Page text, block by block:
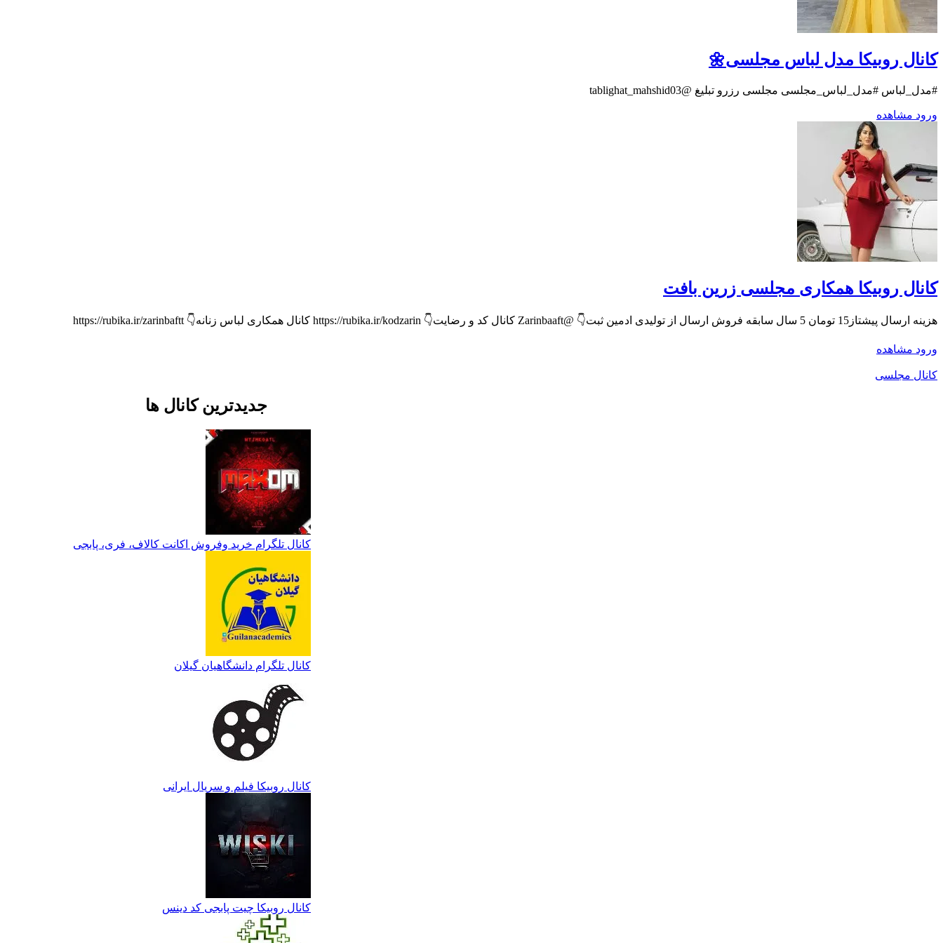
کانال روبیکا مدل لباس مجلسی🌼
#مدل_لباس #مدل_لباس_مجلسی مجلسی رزرو تبلیغ @tablighat_mahshid03
ورود مشاهده
کانال روبیکا همکاری مجلسی زرین بافت
هزینه ارسال پیشتاز15 تومان 5 سال سابقه فروش ارسال از تولیدی ادمین ثبت👇 @Zarinbaaft کانال کد و رضایت👇 https://rubika.ir/kodzarin کانال همکاری لباس زنانه👇 https://rubika.ir/zarinbaftt
ورود مشاهده
کانال مجلسی
جدیدترین کانال ها
کانال تلگرام خرید وفروش اکانت کالاف، فری، پابجی
کانال تلگرام دانشگاهیان گیلان
کانال روبیکا فیلم و سریال ایرانی
کانال روبیکا چیت پابجی کد دینس